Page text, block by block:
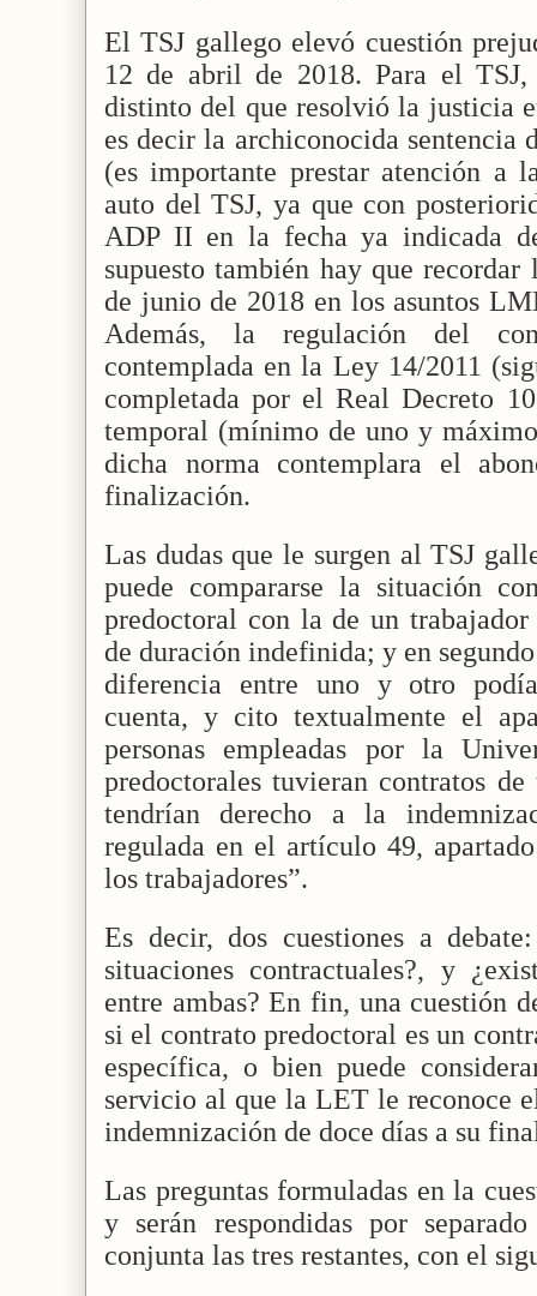
El TSJ gallego elevó cuestión
12 de abril de 2018. Para el TSJ,
distinto del que resolvió la justicia
es decir la archiconocida sentencia
(es importante prestar atención a
auto del TSJ, ya que con
ADP II en la fecha ya indicada
supuesto también hay que recordar
de junio de 2018 en los asuntos
Además, la regulación del
contemplada en la Ley 14/2011
completada por el Real Decreto
temporal (mínimo de uno y
dicha norma contemplara el
finalización.
Las dudas que le surgen al TSJ
puede compararse la situación
predoctoral con la de un
de duración indefinida; y en
diferencia entre uno y otro
cuenta, y cito textualmente el
personas empleadas por la
predoctorales tuvieran contratos
tendrían derecho a la
regulada en el artículo 49,
los trabajadores”.
Es decir, dos cuestiones a
situaciones contractuales?, y
entre ambas? En fin, una cuestión
si el contrato predoctoral es un
específica, o bien puede
servicio al que la LET le reconoce
indemnización de doce días a su
Las preguntas formuladas en la
y serán respondidas por
conjunta las tres restantes, con el